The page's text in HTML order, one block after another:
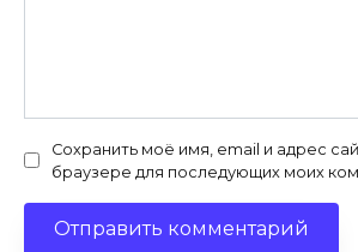
Сохранить моё имя, email и адрес
браузере для последующих моих